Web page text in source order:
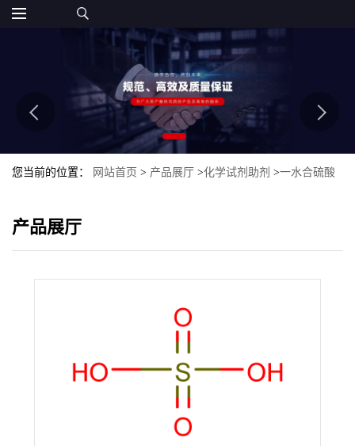
您当前的位置： 网站首页 > 产品展厅 >化学试剂助剂 >一水合硫酸
产品展厅